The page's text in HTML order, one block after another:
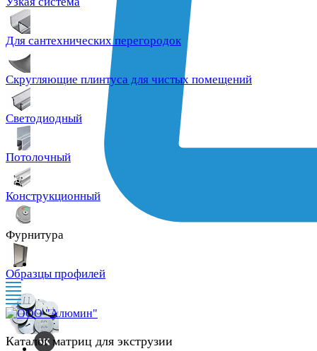
Для сантехнических перегородок
Скругляющие плинтуса для чистых помещений
Светодиодный
Потолочный
Конструкционный
Фурнитура
Образцы профилей
Каталог матриц для экструзии